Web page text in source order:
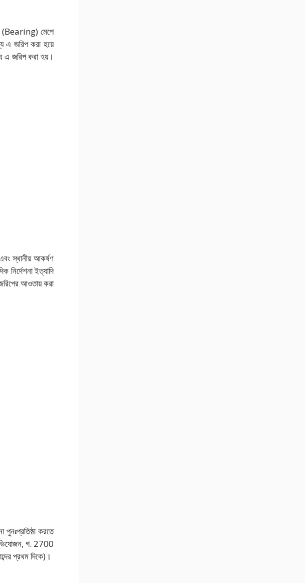
(Bearing) মেপে
এ জরিপ করা হয়ে
এ জরিপ করা হয়।
স্থানীয় আকর্ষণ
ইত্যাদি
আওতায় করা
পুনঃপ্রতিষ্ঠা করতে
অভিযোজন, গ. 2700
প্রথম দিকে)।